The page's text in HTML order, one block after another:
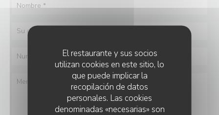
El restaurante y sus socios
utilizan cookies en este sitio, lo
que puede implicar la
recopilación de datos
personales. Las cookies
denominadas «necesarias» son